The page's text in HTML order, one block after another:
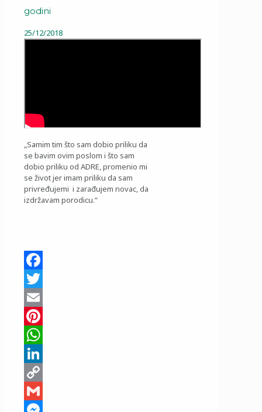
godini
25/12/2018
„Samim tim što sam dobio priliku da
se bavim ovim poslom i što sam
dobio priliku od ADRE, promenio mi
se život jer imam priliku da sam
privređujemi i zarađujem novac, da
izdržavam porodicu.“
Facebook
Twitter
Email
Pinterest
WhatsApp
LinkedIn
Copy
Link
Gmail